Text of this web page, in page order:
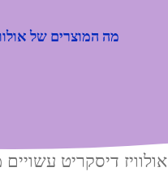
מה המוצרים של
דיסקריט